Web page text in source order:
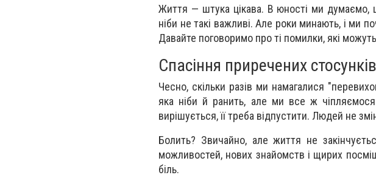
Життя — штука цікава. В юності ми думаємо,
ніби не такі важливі. Але роки минають, і ми
Давайте поговоримо про ті помилки, які
Спасіння приречених стосунків
Чесно, скільки разів ми намагалися
яка ніби й ранить, але ми все ж
вирішується, її треба відпустити. Людей не
Болить? Звичайно, але життя не
можливостей, нових знайомств і щирих
біль.